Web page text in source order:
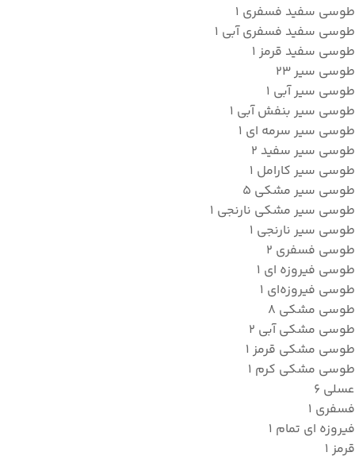
طوسی سفید فسفری 1
طوسی سفید فسفری آبی 1
طوسی سفید قرمز 1
طوسی سیر23
طوسی سیر آبی 1
طوسی سیر بنفش آبی 1
طوسی سیر سرمه ای 1
طوسی سیر سفید 2
طوسی سیر کارامل 1
طوسی سیر مشکی 5
طوسی سیر مشکی نارنجی 1
طوسی سیر نارنجی 1
طوسی فسفری 2
طوسی فیروزه ای 1
طوسی فیروزه‌ای 1
طوسی مشکی 8
طوسی مشکی آبی 2
طوسی مشکی قرمز 1
طوسی مشکی کرم 1
عسلی 6
فسفری 1
فیروزه ای تمام 1
قرمز 1